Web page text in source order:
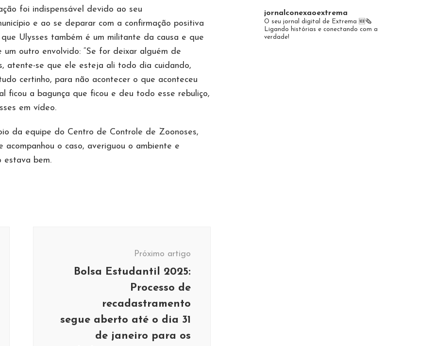
foi indispensável devido ao seu
e ao se deparar com a confirmação positiva
Ulysses também é um militante da causa e que
outro envolvido: “Se for deixar alguém de
atente-se que ele esteja ali todo dia cuidando,
certinho, para não acontecer o que aconteceu
ficou a bagunça que ficou e deu todo esse rebuliço,
em vídeo.
da equipe do Centro de Controle de Zoonoses,
o caso, averiguou o ambiente e
estava bem.
Próximo artigo
Bolsa Estudantil 2025:
Processo de
recadastramento
segue aberto até o dia 31
de janeiro para os
jornalconexaoextrema
O seu jornal digital de Extrema 🆕️🗞
Ligando histórias e conectando com a
verdade!